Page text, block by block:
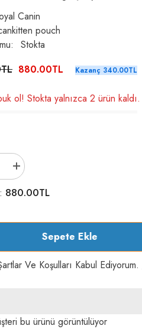
Canin
pouch
Stokta
880.00TL Kazanç 340.00TL
ol! Stokta yalnızca 2 ürün kaldı.
Royal
Canin
Kitten
Gravy
Yaş
Maması
gr
adeti
880.00TL
Sepete Ekle
Ve Koşulları Kabul Ediyorum.
bu ürünü görüntülüyor